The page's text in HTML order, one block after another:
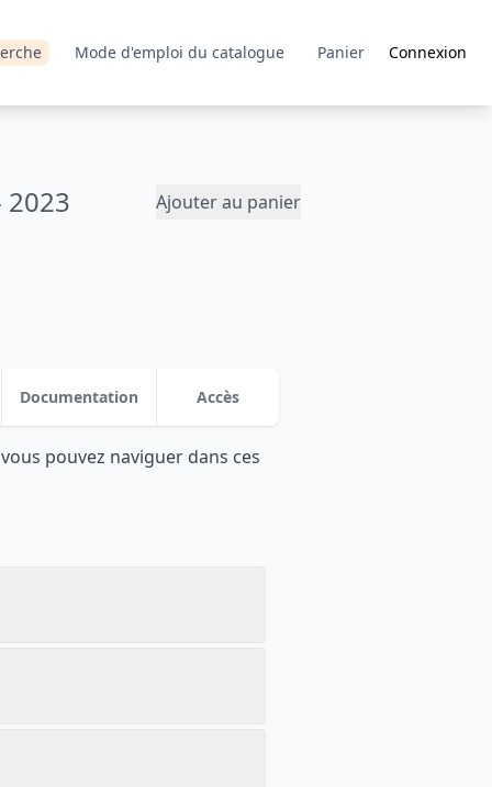
Mode d'emploi du catalogue Panier Connexion
2023 Ajouter au panier
Documentation Accès
pouvez naviguer dans ces